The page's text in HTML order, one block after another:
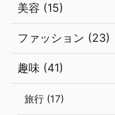
美容 (15)
ファッション (23)
趣味 (41)
旅行 (17)